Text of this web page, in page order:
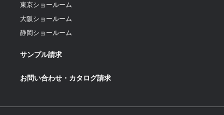
東京ショールーム
大阪ショールーム
静岡ショールーム
サンプル請求
お問い合わせ・カタログ請求